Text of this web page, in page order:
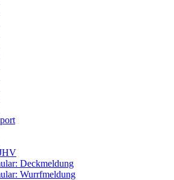
Deckmeldung
Wurrfmeldung